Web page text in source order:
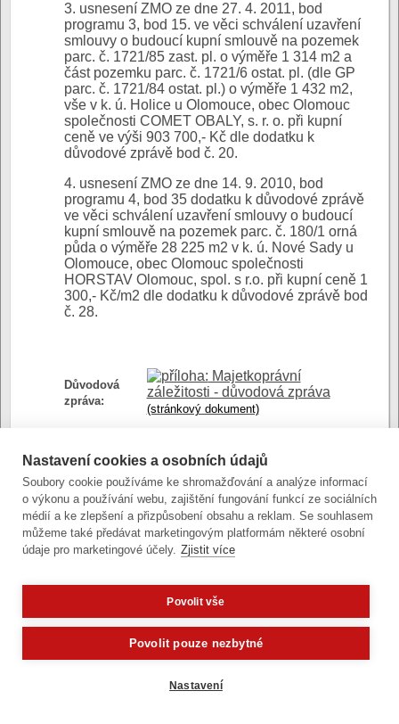
3. usnesení ZMO ze dne 27. 4. 2011, bod
programu 3, bod 15. ve věci schválení uzavření
smlouvy o budoucí kupní smlouvě na pozemek
parc. č. 1721/85 zast. pl. o výměře 1 314 m2 a
část pozemku parc. č. 1721/6 ostat. pl. (dle GP
parc. č. 1721/84 ostat. pl.) o výměře 1 432 m2,
vše v k. ú. Holice u Olomouce, obec Olomouc
společnosti COMET OBALY, s. r. o. při kupní
ceně ve výši 903 700,- Kč dle dodatku k
důvodové zprávě bod č. 20.
4. usnesení ZMO ze dne 14. 9. 2010, bod
programu 4, bod 35 dodatku k důvodové zprávě
ve věci schválení uzavření smlouvy o budoucí
kupní smlouvě na pozemek parc. č. 180/1 orná
půda o výměře 28 225 m2 v k. ú. Nové Sady u
Olomouce, obec Olomouc společnosti
HORSTAV Olomouc, spol. s r.o. při kupní ceně 1
300,- Kč/m2 dle dodatku k důvodové zprávě bod
č. 28.
Důvodová
zpráva:
Majetkoprávní
záležitosti - důvodová zpráva
(stránkový dokument)
Přílohy:
Majetkoprávní
záležitosti - dodatek k
důvodové zprávě
(stránkový dokument)
Mapové podklady
pro zasedání ZMO 22 6 2011
(stránkový dokument)
dodatek
(stránkový dokument)
Nastavení cookies a osobních údajů
Soubory cookie používáme ke shromažďování a analýze informací
o výkonu a používání webu, zajištění fungování funkcí ze sociálních
médií a ke zlepšení a přizpůsobení obsahu a reklam. Se souhlasem
můžeme také předávat marketingovým platformám některé osobní
údaje pro marketingové účely. Zjistit více
Povolit vše
Povolit pouze nezbytné
Nastavení
Potřebujete poradit?Zeptejte se našeho asistenta
Oldy.